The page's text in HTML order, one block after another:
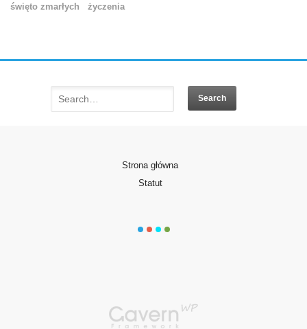
święto zmarłych
życzenia
Strona główna
Statut